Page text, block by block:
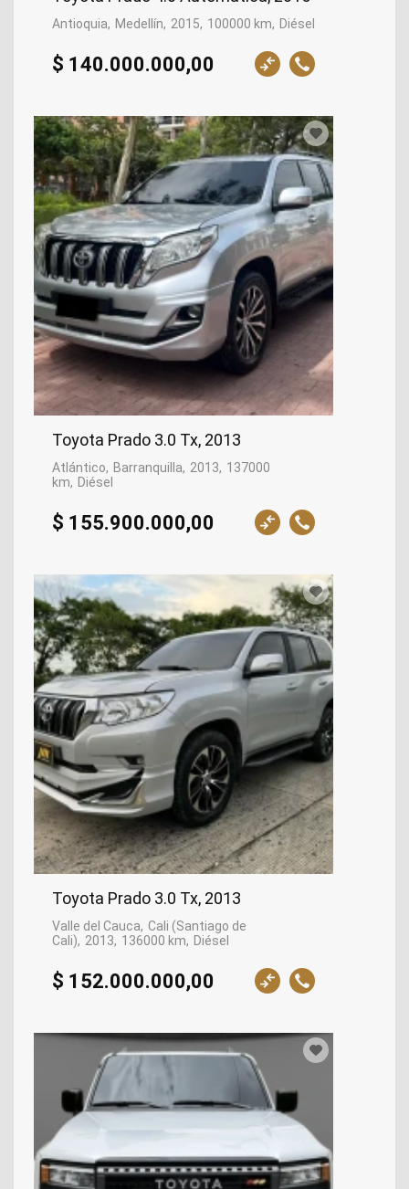
Antioquia Medellín 2015 100000 km Diésel
$ 140.000.000,00
Toyota Prado 3.0 Tx, 2013
Atlántico Barranquilla 2013
137000
km
Diésel
$ 155.900.000,00
Toyota Prado 3.0 Tx, 2013
Valle del Cauca Cali (Santiago de
Cali) 2013 136000 km Diésel
$ 152.000.000,00